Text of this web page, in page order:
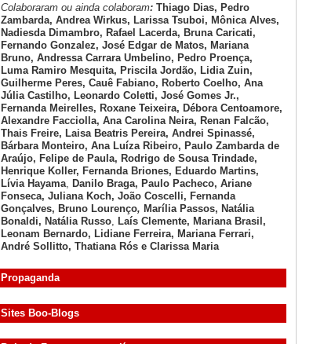
Colaboraram ou ainda colaboram: Thiago Dias, Pedro
Zambarda, Andrea Wirkus, Larissa Tsuboi, Mônica Alves,
Nadiesda Dimambro, Rafael Lacerda, Bruna Caricati,
Fernando Gonzalez, José Edgar de Matos, Mariana
Bruno, Andressa Carrara Umbelino, Pedro Proença,
Luma Ramiro Mesquita, Priscila Jordão, Lidia Zuin,
Guilherme Peres, Cauê Fabiano, Roberto Coelho, Ana
Júlia Castilho, Leonardo Coletti, José Gomes Jr.,
Fernanda Meirelles, Roxane Teixeira, Débora Centoamore,
Alexandre Facciolla, Ana Carolina Neira, Renan Falcão,
Thais Freire, Laisa Beatris Pereira, Andrei Spinassé,
Bárbara Monteiro, Ana Luíza Ribeiro, Paulo Zambarda de
Araújo, Felipe de Paula, Rodrigo de Sousa Trindade,
Henrique Koller, Fernanda Briones, Eduardo Martins,
Lívia Hayama, Danilo Braga, Paulo Pacheco, Ariane
Fonseca, Juliana Koch, João Coscelli, Fernanda
Gonçalves, Bruno Lourenço, Marília Passos, Natália
Bonaldi, Natália Russo, Laís Clemente, Mariana Brasil,
Leonam Bernardo, Lidiane Ferreira, Mariana Ferrari,
André Sollitto, Thatiana Rós e Clarissa Maria
Propaganda
Sites Boo-Blogs